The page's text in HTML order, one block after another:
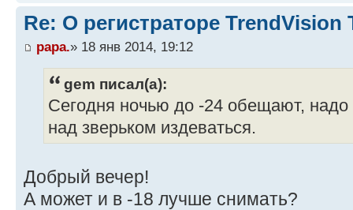
Re: О регистраторе TrendVision
papa.» 18 янв 2014, 19:12
gem писал(а):
Сегодня ночью до -24 обещают, надо
над зверьком издеваться.
Добрый вечер!
А может и в -18 лучше снимать?